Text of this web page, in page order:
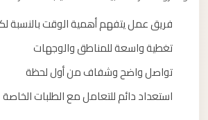
فريق عمل يتفهم أهمية الوقت بالنسبة لكم
تغطية واسعة للمناطق والوجهات
تواصل واضح وشفاف من أول لحظة
استعداد دائم للتعامل مع الطلبات الخاصة